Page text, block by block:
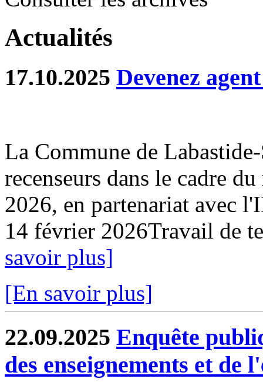
Actualités
17.10.2025 Devenez
La Commune de
recenseurs dans le cadre
2026, en partenariat avec
14 février 2026Travail de
savoir plus]
[En savoir plus]
22.09.2025 Enquête
des enseignements et